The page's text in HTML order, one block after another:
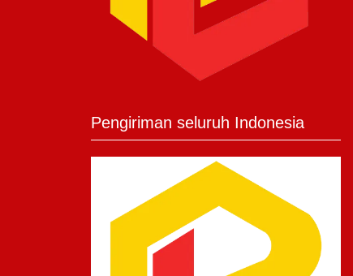
Pengiriman seluruh Indonesia